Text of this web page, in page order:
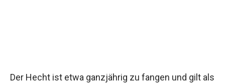
Der Hecht ist etwa ganzjährig zu fangen und gilt als